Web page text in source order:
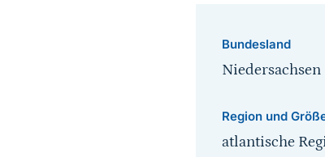
Bundesland
Niedersachsen
Region und
atlantische